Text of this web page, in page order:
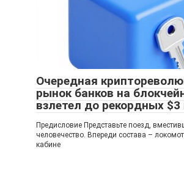
Очередная
рынок банков на
взлетел до рекордных
Предисловие Представьте поезд,
человечество. Впереди состава –
кабине